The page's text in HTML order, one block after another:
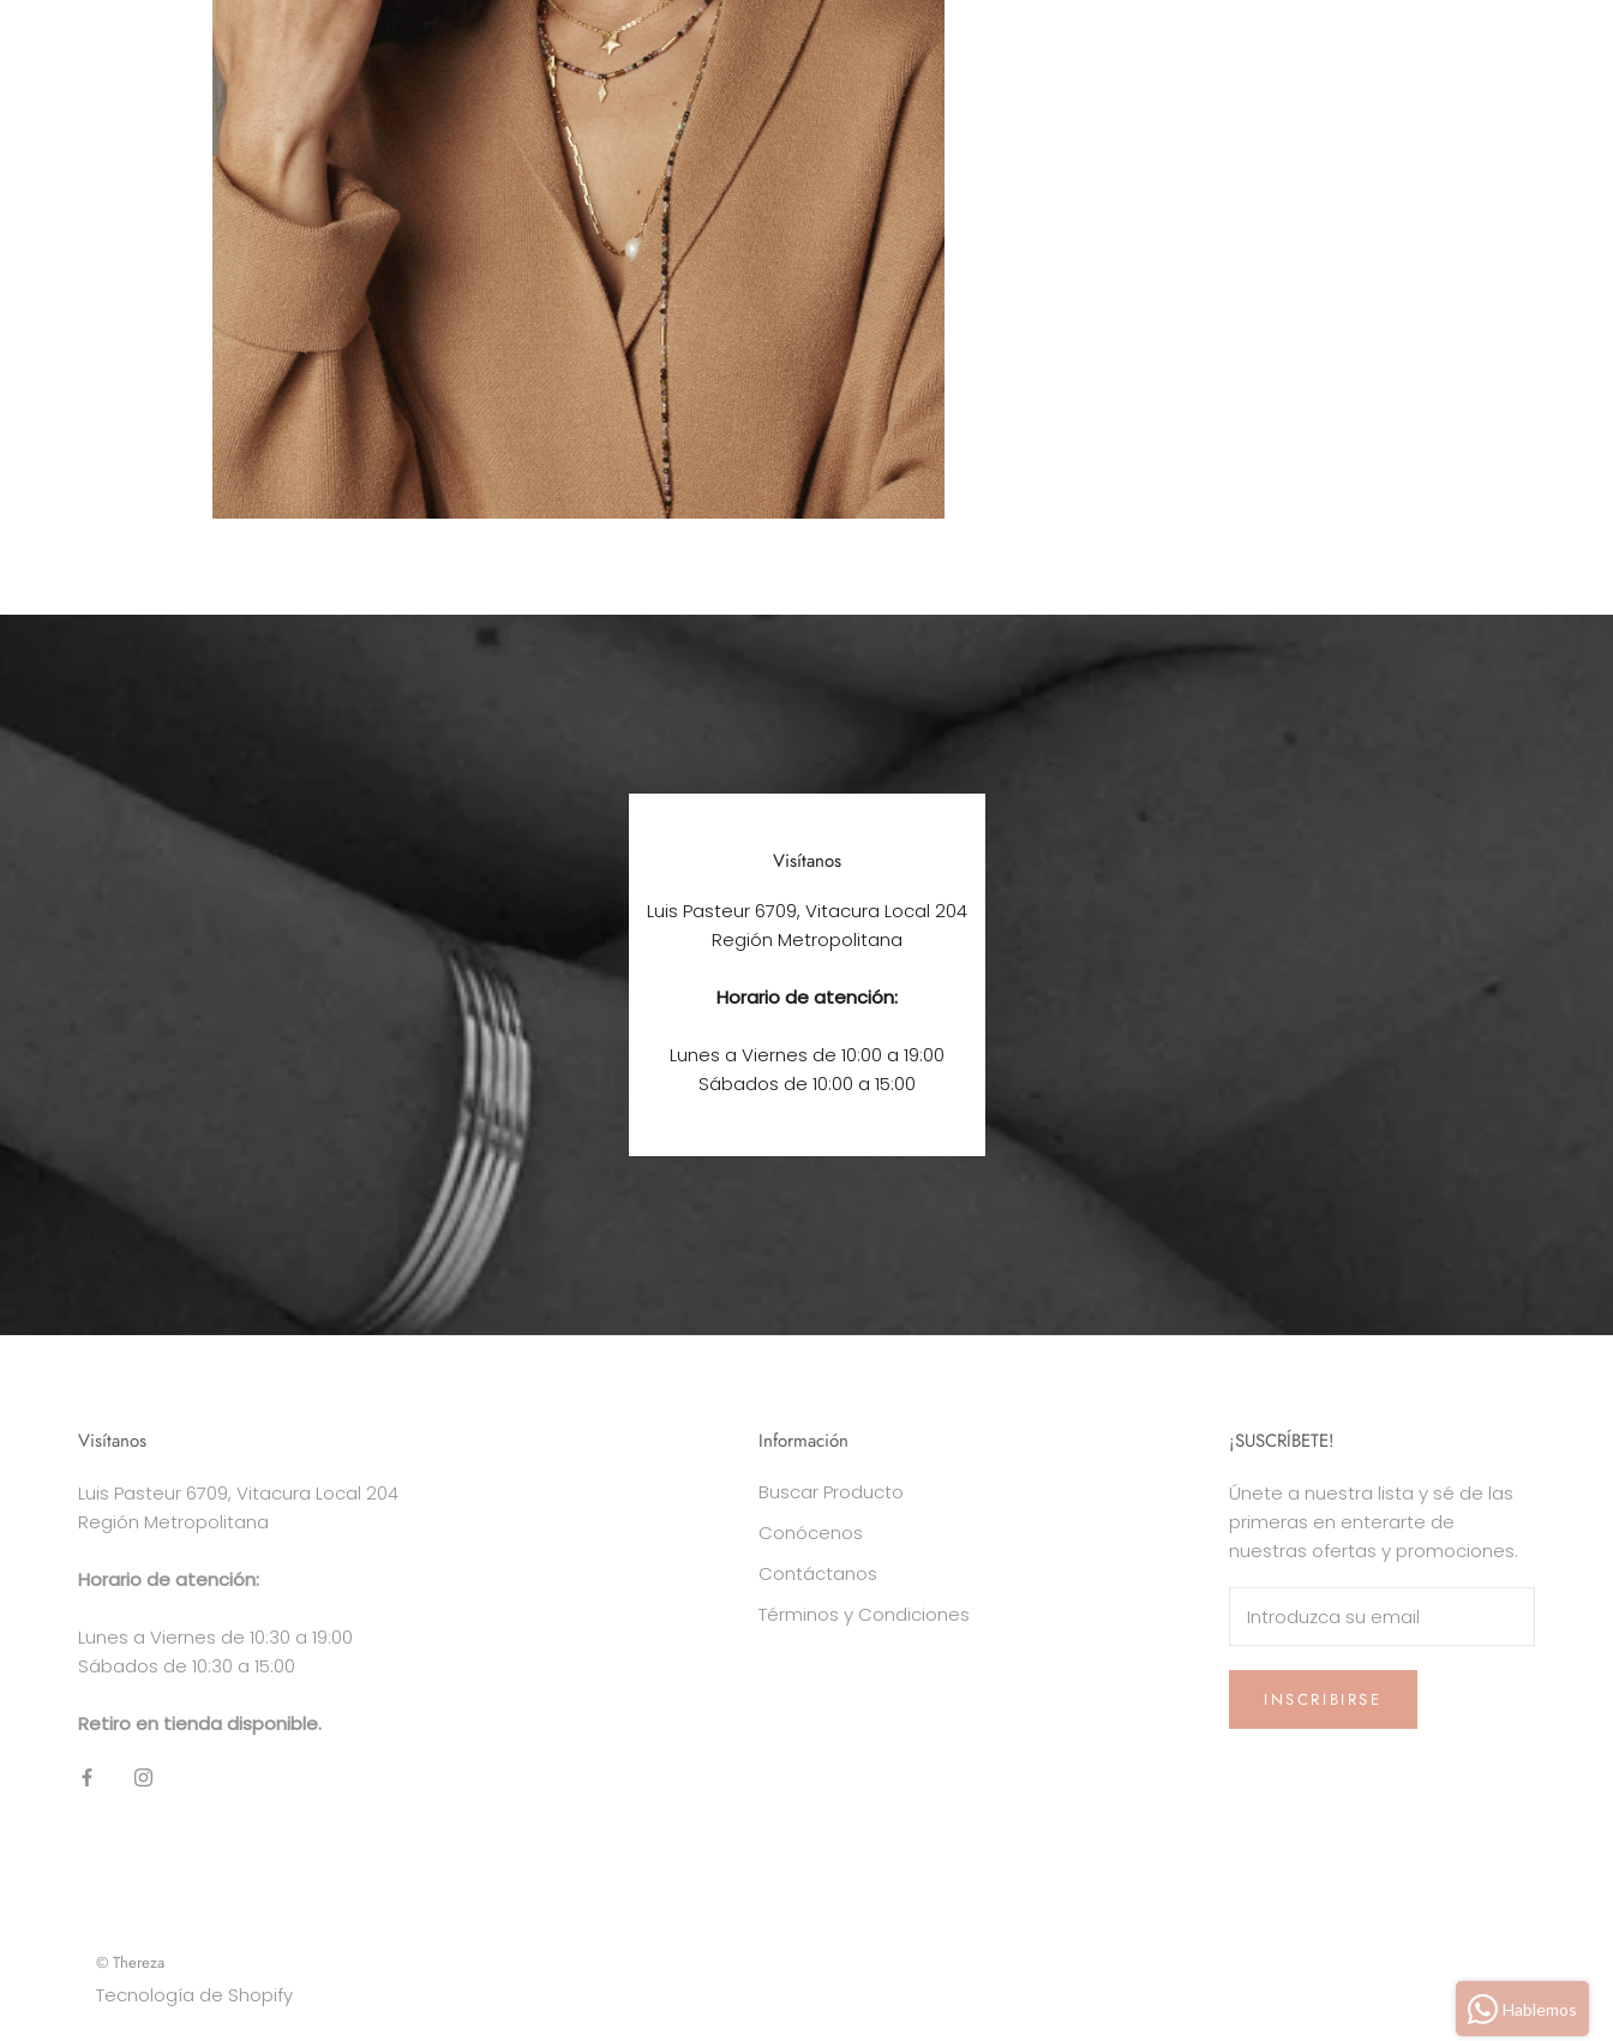
Visítanos
Luis Pasteur 6709, Vitacura Local 204
Región Metropolitana
Horario de atención:
Lunes a Viernes de 10:00 a 19:00
Sábados de 10:00 a 15:00
Visítanos
Luis Pasteur 6709, Vitacura Local 204
Región Metropolitana
Horario de atención:
Lunes a Viernes de 10:30 a 19:00
Sábados de 10:30 a 15:00
Retiro en tienda disponible.
Información
Buscar Producto
Conócenos
Contáctanos
Términos y Condiciones
¡SUSCRÍBETE!
Únete a nuestra lista y sé de las
primeras en enterarte de
nuestras ofertas y promociones.
INSCRIBIRSE
© Thereza
Tecnología de Shopify
Hablemos